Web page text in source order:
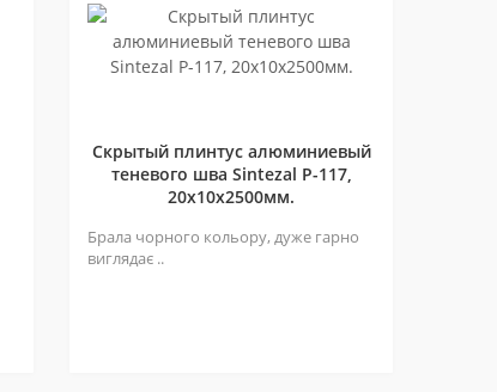
Скрытый плинтус алюминиевый
теневого шва Sintezal P-117,
20х10х2500мм.
Брала чорного кольору, дуже гарно
виглядає ..